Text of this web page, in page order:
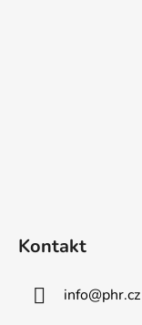
Kontakt
info@phr.cz